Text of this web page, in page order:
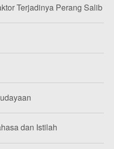
Terjadinya Perang Salib
dan Istilah